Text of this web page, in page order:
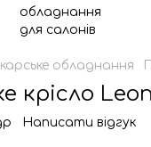
обладнання
крісло
Написати відгук